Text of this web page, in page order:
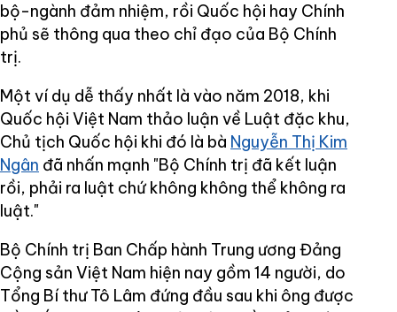
bộ-ngành đảm nhiệm, rồi Quốc hội hay Chính
phủ sẽ thông qua theo chỉ đạo của Bộ Chính
trị.
Một ví dụ dễ thấy nhất là vào năm 2018, khi
Quốc hội Việt Nam thảo luận về Luật đặc khu,
Chủ tịch Quốc hội khi đó là bà Nguyễn Thị Kim
Ngân đã nhấn mạnh "Bộ Chính trị đã kết luận
rồi, phải ra luật chứ không không thể không ra
luật."
Bộ Chính trị Ban Chấp hành Trung ương Đảng
Cộng sản Việt Nam hiện nay gồm 14 người, do
Tổng Bí thư Tô Lâm đứng đầu sau khi ông được